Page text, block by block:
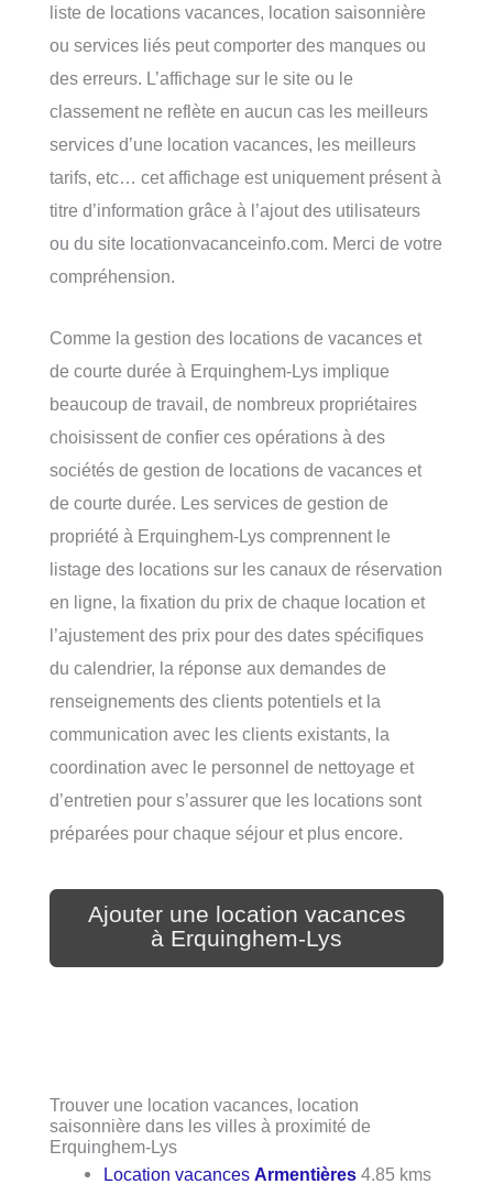
liste de locations vacances, location saisonnière
ou services liés peut comporter des manques ou
des erreurs. L’affichage sur le site ou le
classement ne reflète en aucun cas les meilleurs
services d’une location vacances, les meilleurs
tarifs, etc… cet affichage est uniquement présent à
titre d’information grâce à l’ajout des utilisateurs
ou du site locationvacanceinfo.com. Merci de votre
compréhension.
Comme la gestion des locations de vacances et
de courte durée à Erquinghem-Lys implique
beaucoup de travail, de nombreux propriétaires
choisissent de confier ces opérations à des
sociétés de gestion de locations de vacances et
de courte durée. Les services de gestion de
propriété à Erquinghem-Lys comprennent le
listage des locations sur les canaux de réservation
en ligne, la fixation du prix de chaque location et
l’ajustement des prix pour des dates spécifiques
du calendrier, la réponse aux demandes de
renseignements des clients potentiels et la
communication avec les clients existants, la
coordination avec le personnel de nettoyage et
d’entretien pour s’assurer que les locations sont
préparées pour chaque séjour et plus encore.
Ajouter une location vacances
à Erquinghem-Lys
Trouver une location vacances, location
saisonnière dans les villes à proximité de
Erquinghem-Lys
Location vacancesArmentières 4.85 kms